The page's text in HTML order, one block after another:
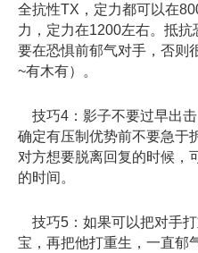
全抗性TX，定力都可以在
力，定力在1200左右。抵
要在恐惧前郁气对手，否则
~有木有）。
技巧4：影子不要过早出
确定有压制优势前不要急于
对方想要脱离回复的时候，
的时间。
技巧5：如果可以把对手
宝，再把他打重生，一直郁